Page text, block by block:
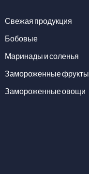
Свежая продукция
Бобовые
Маринады и соленья
Замороженные фрукты
Замороженные овощи